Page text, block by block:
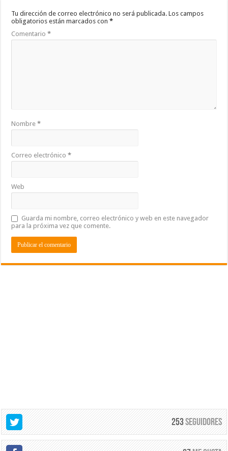
Tu dirección de correo electrónico no será publicada. Los campos
obligatorios están marcados con*
Comentario*
Nombre*
Correo electrónico*
Web
Guarda mi nombre, correo electrónico y web en este navegador
para la próxima vez que comente.
253Seguidores